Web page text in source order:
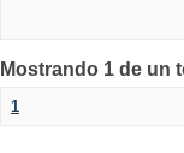
Mostrando 1 de un
1